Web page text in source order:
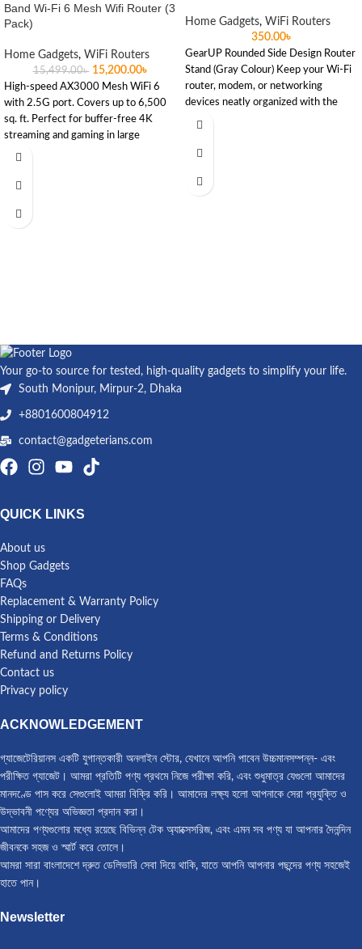
Band Wi-Fi 6 Mesh Wifi Router (3
Pack)
Home Gadgets, WiFi Routers
15,499.00৳ 15,200.00৳
High-speed AX3000 Mesh WiFi 6
with 2.5G port. Covers up to 6,500
sq. ft. Perfect for buffer-free 4K
streaming and gaming in large
Bangladeshi homes.
Home Gadgets, WiFi Routers
350.00৳
GearUP Rounded Side Design Router
Stand (Gray Colour) Keep your Wi-Fi
router, modem, or networking
devices neatly organized with the
Your go-to source for tested, high-quality gadgets to simplify your life.
South Monipur, Mirpur-2, Dhaka
+8801600804912
contact@gadgeterians.com
QUICK LINKS
About us
Shop Gadgets
FAQs
Replacement & Warranty Policy
Shipping or Delivery
Terms & Conditions
Refund and Returns Policy
Contact us
Privacy policy
ACKNOWLEDGEMENT
গ্যাজেটেরিয়ানস একটি যুগান্তকারী অনলাইন স্টোর, যেখানে আপনি পাবেন উচ্চমানসম্পন্ন- এবং
পরীক্ষিত গ্যাজেট। আমরা প্রতিটি পণ্য প্রথমে নিজে পরীক্ষা করি, এবং শুধুমাত্র যেগুলো আমাদের
মানদণ্ডে পাস করে সেগুলোই আমরা বিক্রি করি। আমাদের লক্ষ্য হলো আপনাকে সেরা প্রযুক্তি ও
উদ্ভাবনী পণ্যের অভিজ্ঞতা প্রদান করা।
আমাদের পণ্যগুলোর মধ্যে রয়েছে বিভিন্ন টেক অ্যাক্সেসরিজ, এবং এমন সব পণ্য যা আপনার দৈনন্দিন
জীবনকে সহজ ও স্মার্ট করে তোলে।
আমরা সারা বাংলাদেশে দ্রুত ডেলিভারি সেবা দিয়ে থাকি, যাতে আপনি আপনার পছন্দের পণ্য সহজেই
হাতে পান।
Newsletter